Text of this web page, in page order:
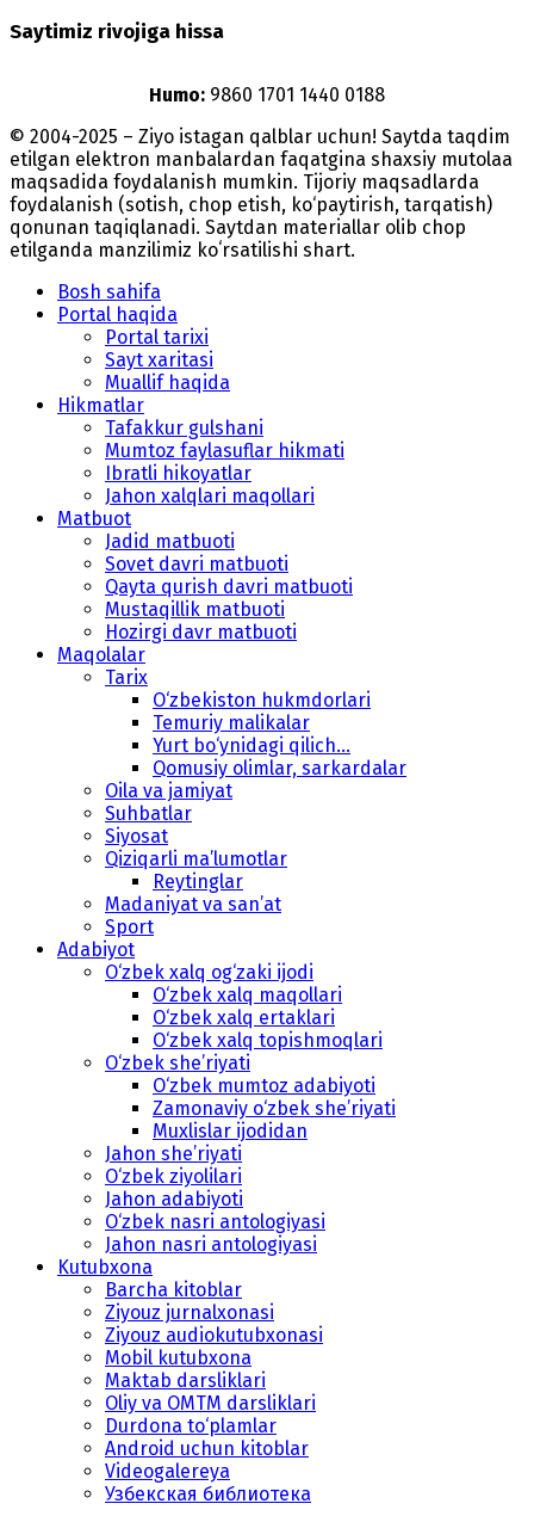
Saytimiz rivojiga hissa
Humo: 9860 1701 1440 0188
© 2004-2025 – Ziyo istagan qalblar uchun! Saytda taqdim
etilgan elektron manbalardan faqatgina shaxsiy mutolaa
maqsadida foydalanish mumkin. Tijoriy maqsadlarda
foydalanish (sotish, chop etish, ko‘paytirish, tarqatish)
qonunan taqiqlanadi. Saytdan materiallar olib chop
etilganda manzilimiz koʻrsatilishi shart.
Bosh sahifa
Portal haqida
Portal tarixi
Sayt xaritasi
Muallif haqida
Hikmatlar
Tafakkur gulshani
Mumtoz faylasuflar hikmati
Ibratli hikoyatlar
Jahon xalqlari maqollari
Matbuot
Jadid matbuoti
Sovet davri matbuoti
Qayta qurish davri matbuoti
Mustaqillik matbuoti
Hozirgi davr matbuoti
Maqolalar
Tarix
O‘zbekiston hukmdorlari
Temuriy malikalar
Yurt bo‘ynidagi qilich...
Qomusiy olimlar, sarkardalar
Oila va jamiyat
Suhbatlar
Siyosat
Qiziqarli ma’lumotlar
Reytinglar
Madaniyat va san’at
Sport
Adabiyot
O‘zbek xalq og‘zaki ijodi
O‘zbek xalq maqollari
O‘zbek xalq ertaklari
O‘zbek xalq topishmoqlari
O‘zbek she’riyati
O‘zbek mumtoz adabiyoti
Zamonaviy o‘zbek she’riyati
Muxlislar ijodidan
Jahon she’riyati
O‘zbek ziyolilari
Jahon adabiyoti
O‘zbek nasri antologiyasi
Jahon nasri antologiyasi
Kutubxona
Barcha kitoblar
Ziyouz jurnalxonasi
Ziyouz audiokutubxonasi
Mobil kutubxona
Maktab darsliklari
Oliy va OMTM darsliklari
Durdona to‘plamlar
Android uchun kitoblar
Videogalereya
Узбекская библиотека